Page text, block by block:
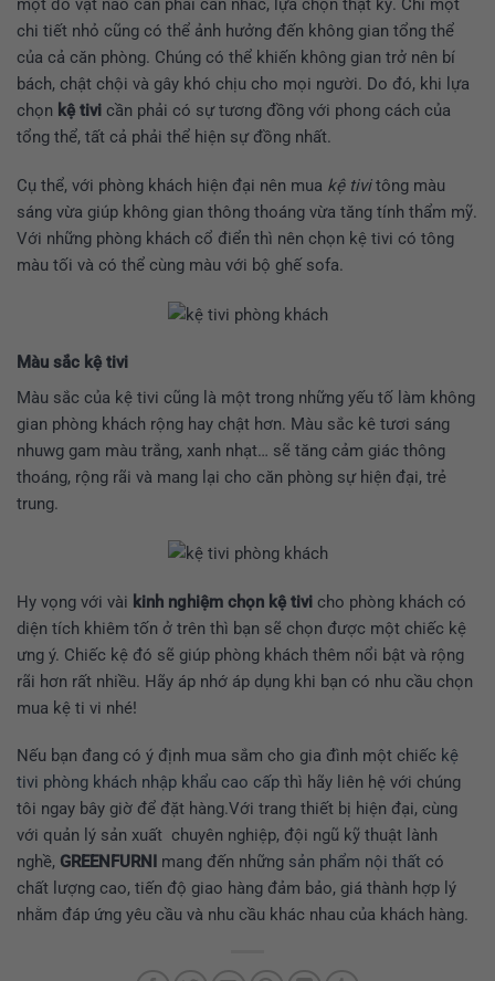
một đồ vật nào cần phải cân nhắc, lựa chọn thật kỹ. Chỉ một
chi tiết nhỏ cũng có thể ảnh hưởng đến không gian tổng thể
của cả căn phòng. Chúng có thể khiến không gian trở nên bí
bách, chật chội và gây khó chịu cho mọi người. Do đó, khi lựa
chọn kệ tivi cần phải có sự tương đồng với phong cách của
tổng thể, tất cả phải thể hiện sự đồng nhất.
Cụ thể, với phòng khách hiện đại nên mua kệ tivitông màu
sáng vừa giúp không gian thông thoáng vừa tăng tính thẩm mỹ.
Với những phòng khách cổ điển thì nên chọn kệ tivi có tông
màu tối và có thể cùng màu với bộ ghế sofa.
Màu sắc kệ tivi
Màu sắc của kệ tivi cũng là một trong những yếu tố làm không
gian phòng khách rộng hay chật hơn. Màu sắc kê tươi sáng
nhuwg gam màu trắng, xanh nhạt… sẽ tăng cảm giác thông
thoáng, rộng rãi và mang lại cho căn phòng sự hiện đại, trẻ
trung.
Hy vọng với vài kinh nghiệm chọn kệ tivi cho phòng khách có
diện tích khiêm tốn ở trên thì bạn sẽ chọn được một chiếc kệ
ưng ý. Chiếc kệ đó sẽ giúp phòng khách thêm nổi bật và rộng
rãi hơn rất nhiều. Hãy áp nhớ áp dụng khi bạn có nhu cầu chọn
mua kệ ti vi nhé!
Nếu bạn đang có ý định mua sắm cho gia đình một chiếc kệ
tivi phòng khách nhập khẩu cao cấp thì hãy liên hệ với chúng
tôi ngay bây giờ để đặt hàng.Với trang thiết bị hiện đại, cùng
với quản lý sản xuất chuyên nghiệp, đội ngũ kỹ thuật lành
nghề, GREENFURNI mang đến những sản phẩm nội thất có
chất lượng cao, tiến độ giao hàng đảm bảo, giá thành hợp lý
nhằm đáp ứng yêu cầu và nhu cầu khác nhau của khách hàng.